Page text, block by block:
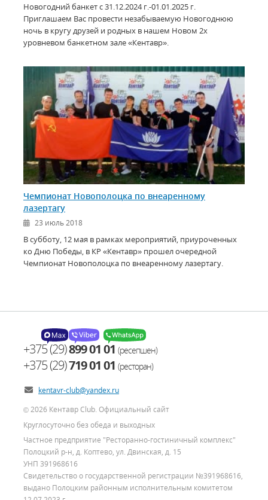
Новогодний банкет с 31.12.2024 г.-01.01.2025 г.
Приглашаем Вас провести незабываемую Новогоднюю
ночь в кругу друзей и родных в нашем Новом 2х
уровневом банкетном зале «Кентавр».
Чемпионат Новополоцка по внеаренному
лазертагу
23 июль 2018
В субботу, 12 мая в рамках мероприятий, приуроченных
ко Дню Победы, в КР «Кентавр» прошел очередной
Чемпионат Новополоцка по внеаренному лазертагу.
+375 (29)899 01 01 (ресепшен)
+375 (29)719 01 01 (ресторан)
kentavr-club@yandex.ru
©2026 Кентавр Club. Официальный сайт
Круглосуточно без обеда и выходных
Частное предприятие "Ресторанно-гостиничный комплекс"
Полоцкий р-н, д. Коптево, ул. Двинская, д. 15
УНП 391968616
Свидетельство о государственной регистрации №391968616,
выдано Полоцким районным исполнительным комитетом